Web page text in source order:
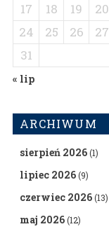
17
18 19 20
24
25 26 27
31
« lip
ARCHIWUM
sierpień 2026(1)
lipiec 2026(9)
czerwiec 2026(13)
maj 2026(12)